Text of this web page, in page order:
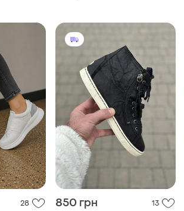
28
850 грн 13